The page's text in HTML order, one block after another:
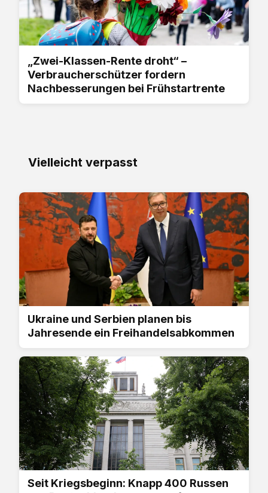
„Zwei-Klassen-Rente droht“ –
Verbraucherschützer fordern
Nachbesserungen bei Frühstartrente
Vielleicht verpasst
Ukraine und Serbien planen bis
Jahresende ein Freihandelsabkommen
Seit Kriegsbeginn: Knapp 400 Russen